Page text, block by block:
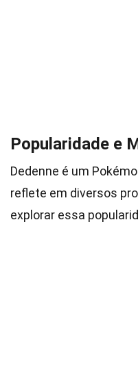
Popularidade e
Dedenne é um
reflete em diversos
explorar essa